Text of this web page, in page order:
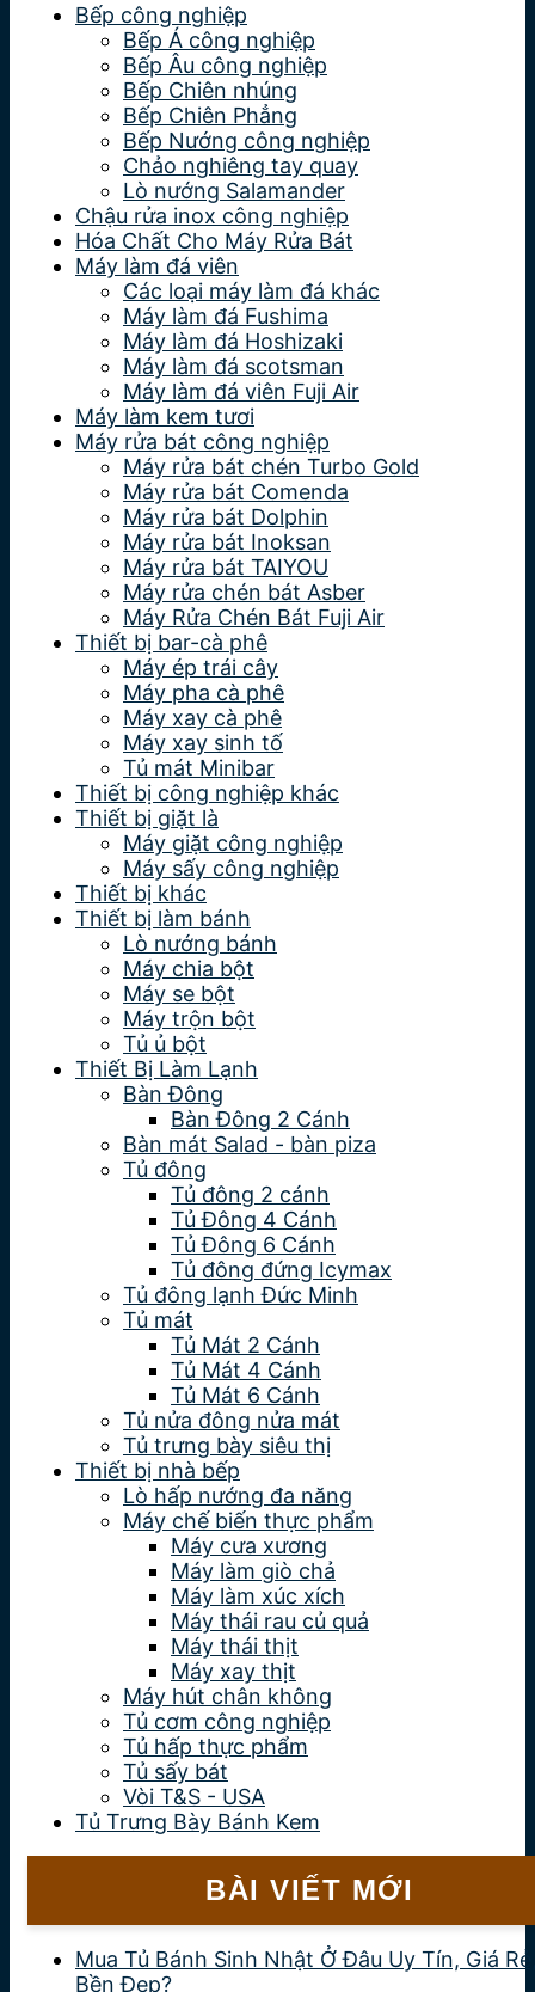
Bếp công nghiệp
Bếp Á công nghiệp
Bếp Âu công nghiệp
Bếp Chiên nhúng
Bếp Chiên Phẳng
Bếp Nướng công nghiệp
Chảo nghiêng tay quay
Lò nướng Salamander
Chậu rửa inox công nghiệp
Hóa Chất Cho Máy Rửa Bát
Máy làm đá viên
Các loại máy làm đá khác
Máy làm đá Fushima
Máy làm đá Hoshizaki
Máy làm đá scotsman
Máy làm đá viên Fuji Air
Máy làm kem tươi
Máy rửa bát công nghiệp
Máy rửa bát chén Turbo Gold
Máy rửa bát Comenda
Máy rửa bát Dolphin
Máy rửa bát Inoksan
Máy rửa bát TAIYOU
Máy rửa chén bát Asber
Máy Rửa Chén Bát Fuji Air
Thiết bị bar-cà phê
Máy ép trái cây
Máy pha cà phê
Máy xay cà phê
Máy xay sinh tố
Tủ mát Minibar
Thiết bị công nghiệp khác
Thiết bị giặt là
Máy giặt công nghiệp
Máy sấy công nghiệp
Thiết bị khác
Thiết bị làm bánh
Lò nướng bánh
Máy chia bột
Máy se bột
Máy trộn bột
Tủ ủ bột
Thiết Bị Làm Lạnh
Bàn Đông
Bàn Đông 2 Cánh
Bàn mát Salad - bàn piza
Tủ đông
Tủ đông 2 cánh
Tủ Đông 4 Cánh
Tủ Đông 6 Cánh
Tủ đông đứng Icymax
Tủ đông lạnh Đức Minh
Tủ mát
Tủ Mát 2 Cánh
Tủ Mát 4 Cánh
Tủ Mát 6 Cánh
Tủ nửa đông nửa mát
Tủ trưng bày siêu thị
Thiết bị nhà bếp
Lò hấp nướng đa năng
Máy chế biến thực phẩm
Máy cưa xương
Máy làm giò chả
Máy làm xúc xích
Máy thái rau củ quả
Máy thái thịt
Máy xay thịt
Máy hút chân không
Tủ cơm công nghiệp
Tủ hấp thực phẩm
Tủ sấy bát
Vòi T&S - USA
Tủ Trưng Bày Bánh Kem
BÀI VIẾT MỚI
Mua Tủ Bánh Sinh Nhật Ở Đâu Uy Tín, Giá
Bền Đẹp?